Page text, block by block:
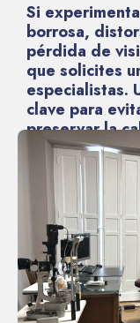
Si
borrosa,
pérdida de
que solicites
especialistas.
clave para
preservar la